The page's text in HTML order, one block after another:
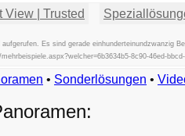
View | Trusted
Es sind gerade einhunderteinundzwanzig
8c90-46ed-
Beispiele
Exemples
• Sonderlösungen •